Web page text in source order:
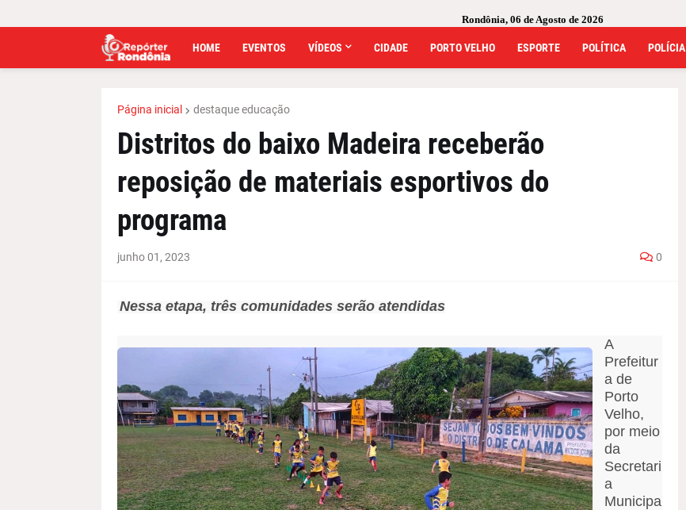
Rondônia, 06 de Agosto de 2026
HOME EVENTOS VÍDEOS CIDADE PORTO VELHO ESPORTE POLÍTICA POLÍCIA
Página inicial destaque educação
Distritos do baixo Madeira receberão
reposição de materiais esportivos do
programa
junho 01, 2023 0
Nessa etapa, três comunidades serão atendidas
A
Prefeitur
a de
Porto
Velho,
por meio
da
Secretari
a
Municipa